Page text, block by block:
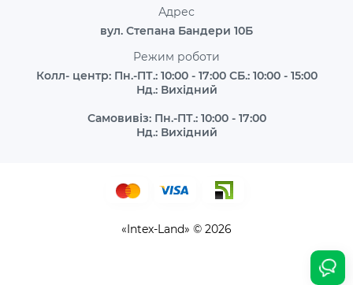
Адрес
вул. Степана Бандери 10Б
Режим роботи
Колл- центр: Пн.-ПТ.: 10:00 - 17:00 СБ.: 10:00 - 15:00
Нд.: Вихідний
Самовивіз: Пн.-ПТ.: 10:00 - 17:00
Нд.: Вихідний
«Intex-Land» © 2026